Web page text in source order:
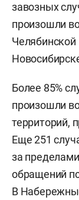
завозных
произошли
Челябинской
Более 85%
произошли
территорий,
Еще 251
за
обращений
В